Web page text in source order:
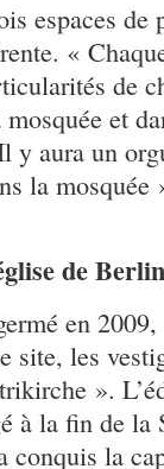
espaces de
«
de
et
y aura un
la mosquée
de Berlin
en 2009,
site, les
».
à la fin de la
conquis la